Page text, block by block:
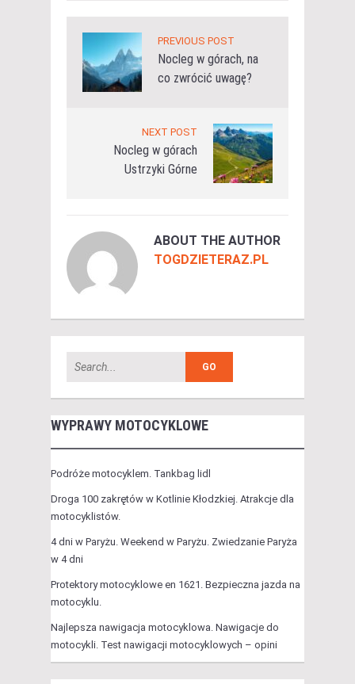
PREVIOUS POST
Nocleg w górach, na
co zwrócić uwagę?
NEXT POST
Nocleg w górach
Ustrzyki Górne
ABOUT THE AUTHOR
TOGDZIETERAZ.PL
WYPRAWY MOTOCYKLOWE
Podróże motocyklem. Tankbag lidl
Droga 100 zakrętów w Kotlinie Kłodzkiej. Atrakcje dla
motocyklistów.
4 dni w Paryżu. Weekend w Paryżu. Zwiedzanie Paryża
w 4 dni
Protektory motocyklowe en 1621. Bezpieczna jazda na
motocyklu.
Najlepsza nawigacja motocyklowa. Nawigacje do
motocykli. Test nawigacji motocyklowych – opini